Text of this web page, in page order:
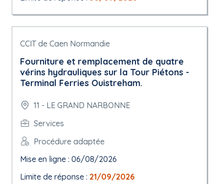
CCIT de Caen Normandie
Fourniture et remplacement de quatre
vérins hydrauliques sur la Tour Piétons -
Terminal Ferries Ouistreham.
11 - LE GRAND NARBONNE
Services
Procédure adaptée
Mise en ligne : 06/08/2026
Limite de réponse : 21/09/2026